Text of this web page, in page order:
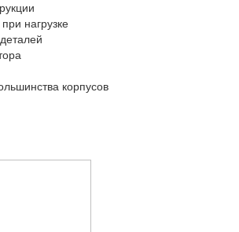
нагрузке
корпусов